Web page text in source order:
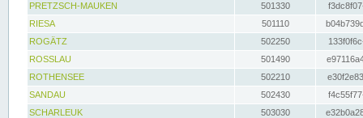
PRETZSCH-MAUKEN
501330
RIESA
501110
ROGÄTZ
502250
ROSSLAU
501490
ROTHENSEE
502210
SANDAU
502430
SCHARLEUK
503030